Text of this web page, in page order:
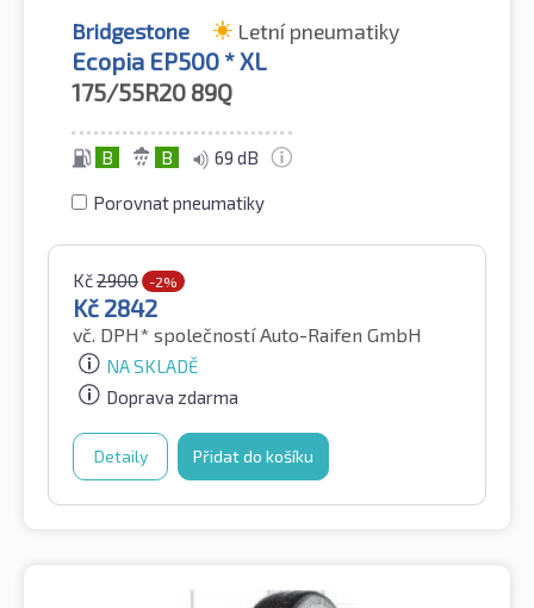
Bridgestone Letní pneumatiky
Ecopia EP500 * XL
175/55R20 89Q
B B 69 dB
Porovnat pneumatiky
Kč2900 -2%
Kč 2842
vč. DPH* společností Auto-Raifen GmbH
NA SKLADĚ
Doprava zdarma
Detaily Přidat do košíku